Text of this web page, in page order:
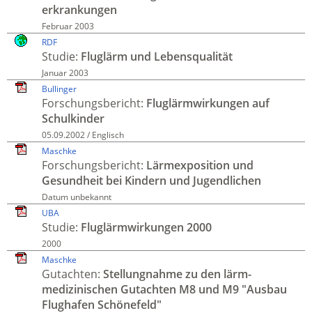
erkrankungen
Februar 2003
RDF
Studie: Flug­lärm und Lebens­qualität
Januar 2003
Bullinger
Forschungsbericht: Flug­lärm­wirkungen auf
Schul­kinder
05.09.2002 / Englisch
Maschke
Forschungs­bericht: Lärm­exposition und
Gesund­heit bei Kindern und Jugendlichen
Datum unbekannt
UBA
Studie: Fluglärm­wirkungen 2000
2000
Maschke
Gutachten: Stellung­nahme zu den lärm­
medizinischen Gutachten M8 und M9 "Ausbau
Flug­hafen Schöne­feld"